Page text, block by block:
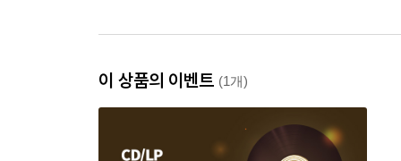
이 상품의 이벤트 (1개)